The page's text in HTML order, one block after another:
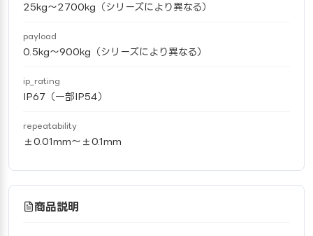
25kg〜2700kg（シリーズにより異なる）
payload
0.5kg〜900kg（シリーズにより異なる）
ip_rating
IP67（一部IP54）
repeatability
±0.01mm〜±0.1mm
商品説明